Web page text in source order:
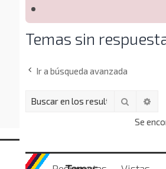
Temas sin
Ir a búsqueda avanzada
Buscar
Se